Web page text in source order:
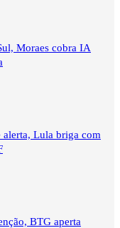
Moraes cobra IA
alerta, Lula briga com
BTG aperta